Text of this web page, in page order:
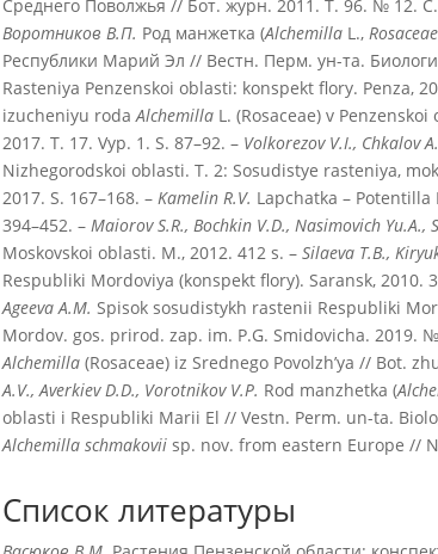
Среднего Поволжья // Бот. журн. 2011. Т. 96. № 12.
Воротников В.П. Род манжетка (Alchemilla L., Rosaceae
Республики Марий Эл // Вестн. Перм. ун-та.
Rasteniya Penzenskoi oblasti: konspekt flory. Penza,
izucheniyu rodaAlchemillaL. (Rosaceae) v
2017. T. 17. Vyp. 1. S. 87–92. – Volkorezov V.I., Chkalov
Nizhegorodskoi oblasti. T. 2: Sosudistye rasteniya,
2017. S. 167–168. – Kamelin R.V. Lapchatka – Potentilla
394–452. – Maiorov S.R., Bochkin V.D., Nasimovich Yu.A.,
Moskovskoi oblasti. M., 2012. 412 s. – Silaeva T.B.,
Respubliki Mordoviya (konspekt flory). Saransk, 2010.
Ageeva A.M. Spisok sosudistykh rastenii Respubliki
Mordov. gos. prirod. zap. im. P.G. Smidovicha. 2019.
Alchemilla(Rosaceae) iz Srednego Povolzh’ya // Bot.
A.V., Averkiev D.D., Vorotnikov V.P. Rod manzhetka (
oblasti i Respubliki Marii El // Vestn. Perm. un-ta.
Alchemilla schmakoviisp. nov. from eastern Europe //
Список литературы